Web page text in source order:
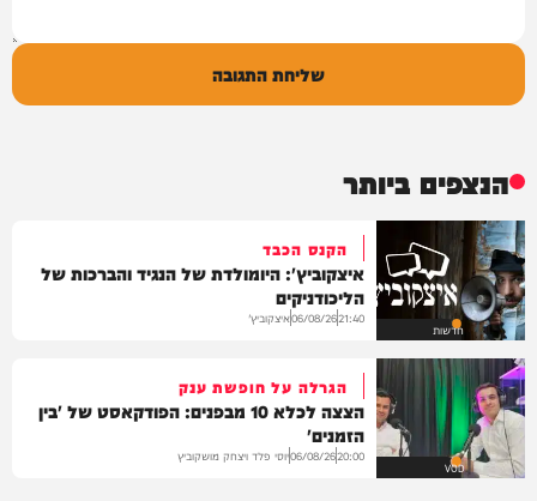
שליחת התגובה
הנצפים ביותר
חדשות
הקנס הכבד
איצקוביץ': היומולדת של הנגיד והברכות של
הליכודניקים
21:40
06/08/26איצקוביץ'
VOD
הגרלה על חופשת ענק
הצצה לכלא 10 מבפנים: הפודקאסט של 'בין
הזמנים'
20:00
06/08/26יוסי פלד ויצחק מושקוביץ